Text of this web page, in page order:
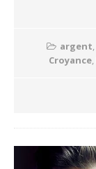
argent
Croyance